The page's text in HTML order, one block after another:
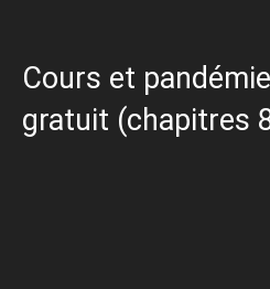
Cours et
gratuit (chapitres